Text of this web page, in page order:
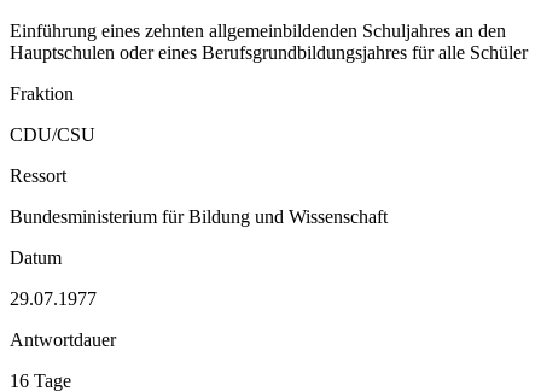
Einführung eines zehnten allgemeinbildenden Schuljahres an den
Hauptschulen oder eines Berufsgrundbildungsjahres für alle Schüler
Fraktion
CDU/CSU
Ressort
Bundesministerium für Bildung und Wissenschaft
Datum
29.07.1977
Antwortdauer
16 Tage